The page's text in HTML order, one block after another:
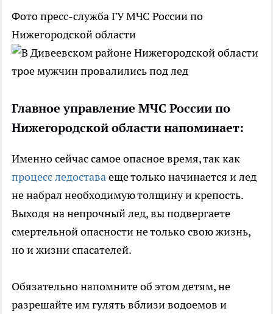
Фото пресс-служба ГУ МЧС России по
Нижегородской области
Главное управление МЧС России по
Нижегородской области напоминает:
Именно сейчас самое опасное время, так как
процесс ледоставаеще только начинается и лед
не набрал необходимую толщину и крепость.
Выходя на непрочный лед, вы подвергаете
смертельной опасности не только свою жизнь,
но и жизни спасателей.
Обязательно напомните об этом детям, не
разрешайте им гулять вблизи водоемов и